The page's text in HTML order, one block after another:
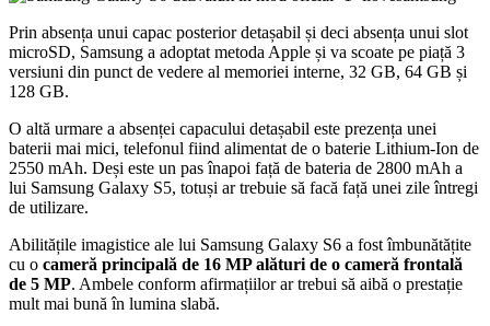
Prin absența unui capac posterior detașabil și deci absența unui slot
microSD, Samsung a adoptat metoda Apple și va scoate pe piață 3
versiuni din punct de vedere al memoriei interne, 32 GB, 64 GB și
128 GB.
O altă urmare a absenței capacului detașabil este prezența unei
baterii mai mici, telefonul fiind alimentat de o baterie Lithium-Ion de
2550 mAh. Deși este un pas înapoi față de bateria de 2800 mAh a
lui Samsung Galaxy S5, totuși ar trebuie să facă față unei zile întregi
de utilizare.
Abilitățile imagistice ale lui Samsung Galaxy S6 a fost îmbunătățite
cu o cameră principală de 16 MP alături de o cameră frontală
de 5 MP. Ambele conform afirmațiilor ar trebui să aibă o prestație
mult mai bună în lumina slabă.